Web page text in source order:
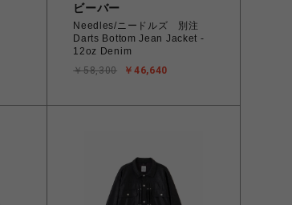
ビーバー
Needles/ニードルズ 別注
Darts Bottom Jean Jacket -
12oz Denim
￥46,640
￥58,300